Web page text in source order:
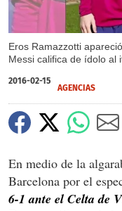
Eros Ramazzotti
Messi califica de ídolo al
2016-02-15
AGENCIAS
En medio de la
Barcelona por el
6-1 ante el Celta de